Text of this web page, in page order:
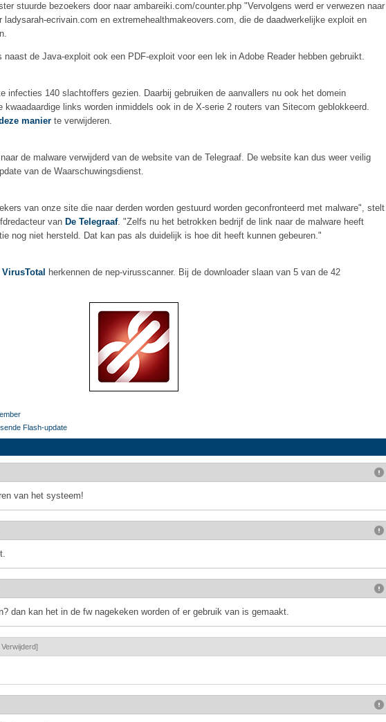
stuurde bezoekers door naar ambareiki.com/counter.php "Vervolgens werd er verwezen naar
ladysarah-ecrivain.com en extremehealthmakeovers.com, die de daadwerkelijke exploit en
naast de Java-exploit ook een PDF-exploit voor een lek in Adobe Reader hebben gebruikt.
infecties 140 slachtoffers gezien. Daarbij gebruiken de aanvallers nu ook het domein
kwaadaardige links worden inmiddels ook in de X-serie 2 routers van Sitecom geblokkeerd.
manier te verwijderen.
de malware verwijderd van de website van de Telegraaf. De website kan dus weer veilig
van de Waarschuwingsdienst.
van onze site die naar derden worden gestuurd worden geconfronteerd met malware", stelt
van De Telegraaf. "Zelfs nu het betrokken bedrijf de link naar de malware heeft
nog niet hersteld. Dat kan pas als duidelijk is hoe dit heeft kunnen gebeuren."
VirusTotal herkennen de nep-virusscanner. Bij de downloader slaan van 5 van de 42
Flash-update
van het systeem!
dan kan het in de fw nagekeken worden of er gebruik van is gemaakt.